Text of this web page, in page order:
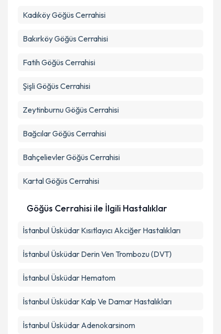
KadıköyGöğüs Cerrahisi
BakırköyGöğüs Cerrahisi
FatihGöğüs Cerrahisi
ŞişliGöğüs Cerrahisi
ZeytinburnuGöğüs Cerrahisi
BağcılarGöğüs Cerrahisi
BahçelievlerGöğüs Cerrahisi
KartalGöğüs Cerrahisi
Göğüs Cerrahisi ile İlgili Hastalıklar
İstanbul Üsküdar Kısıtlayıcı Akciğer Hastalıkları
İstanbul Üsküdar Derin Ven Trombozu (DVT)
İstanbul Üsküdar Hematom
İstanbul Üsküdar Kalp Ve Damar Hastalıkları
İstanbul Üsküdar Adenokarsinom